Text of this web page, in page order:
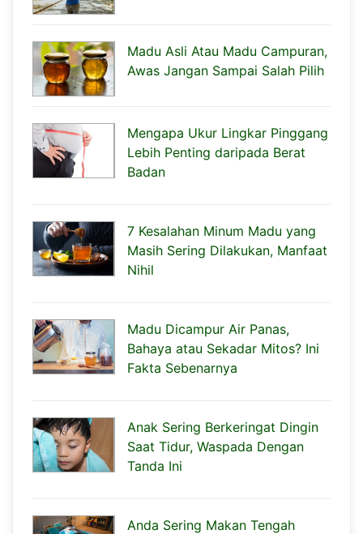
Madu Asli Atau Madu Campuran,
Awas Jangan Sampai Salah Pilih
Mengapa Ukur Lingkar Pinggang
Lebih Penting daripada Berat
Badan
7 Kesalahan Minum Madu yang
Masih Sering Dilakukan, Manfaat
Nihil
Madu Dicampur Air Panas,
Bahaya atau Sekadar Mitos? Ini
Fakta Sebenarnya
Anak Sering Berkeringat Dingin
Saat Tidur, Waspada Dengan
Tanda Ini
Anda Sering Makan Tengah